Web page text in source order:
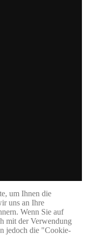
um Ihnen die
uns an Ihre
Wenn Sie auf
mit der Verwendung
jedoch die "Cookie-